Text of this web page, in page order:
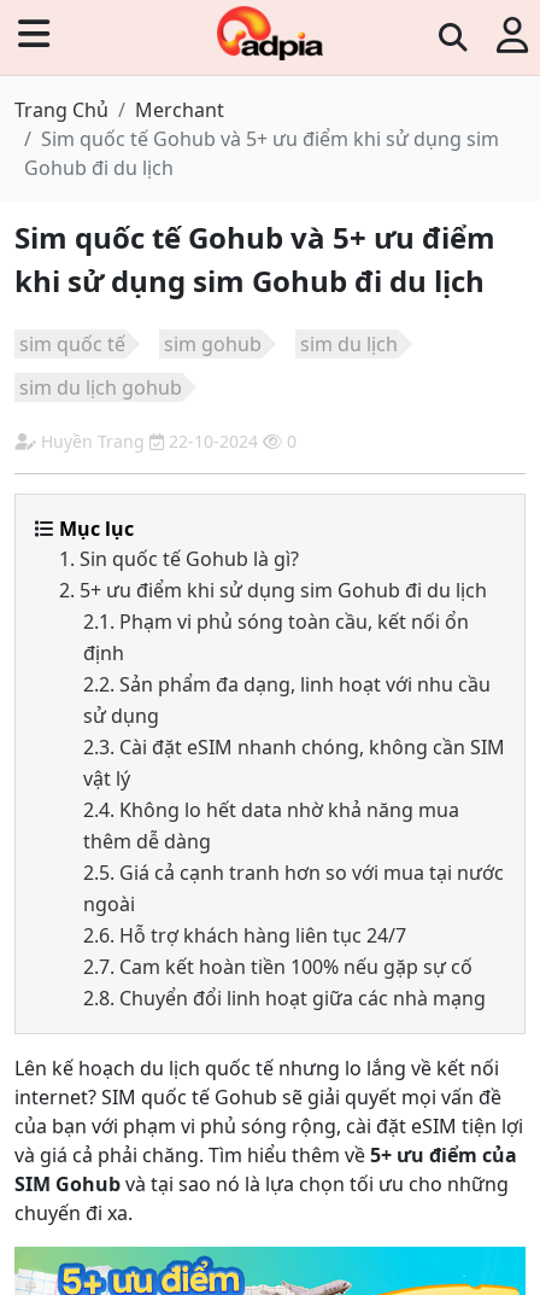
Trang Chủ
Merchant
Sim quốc tế Gohub và 5+ ưu điểm khi sử dụng sim
Gohub đi du lịch
Sim quốc tế Gohub và 5+ ưu điểm
khi sử dụng sim Gohub đi du lịch
sim quốc tế sim gohub
sim du lịch
sim du lịch gohub
Huyền Trang 22-10-2024 0
Mục lục
1. Sin quốc tế Gohub là gì?
2. 5+ ưu điểm khi sử dụng sim Gohub đi du lịch
2.1. Phạm vi phủ sóng toàn cầu, kết nối ổn
định
2.2. Sản phẩm đa dạng, linh hoạt với nhu cầu
sử dụng
2.3. Cài đặt eSIM nhanh chóng, không cần SIM
vật lý
2.4. Không lo hết data nhờ khả năng mua
thêm dễ dàng
2.5. Giá cả cạnh tranh hơn so với mua tại nước
ngoài
2.6. Hỗ trợ khách hàng liên tục 24/7
2.7. Cam kết hoàn tiền 100% nếu gặp sự cố
2.8. Chuyển đổi linh hoạt giữa các nhà mạng
Lên kế hoạch du lịch quốc tế nhưng lo lắng về kết nối
internet? SIM quốc tế Gohub sẽ giải quyết mọi vấn đề
của bạn với phạm vi phủ sóng rộng, cài đặt eSIM tiện lợi
và giá cả phải chăng. Tìm hiểu thêm về5+ ưu điểm của
SIM Gohubvà tại sao nó là lựa chọn tối ưu cho những
chuyến đi xa.